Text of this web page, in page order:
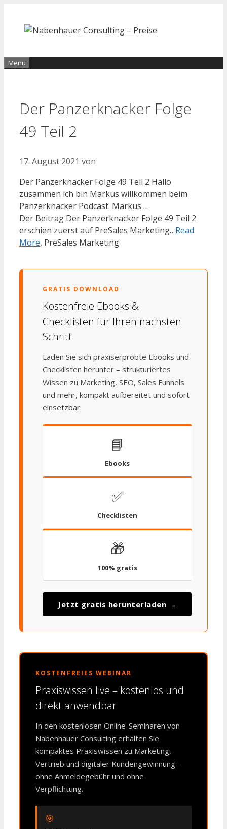
Inhalt
springen
Menü
Der Panzerknacker Folge
49 Teil 2
17. August 2021 von
Der Panzerknacker Folge 49 Teil 2 Hallo
zusammen ich bin Markus willkommen beim
Panzerknacker Podcast. Markus…
Der Beitrag Der Panzerknacker Folge 49 Teil 2
erschien zuerst auf PreSales Marketing., Read
More, PreSales Marketing
GRATIS DOWNLOAD
Kostenfreie Ebooks &
Checklisten für Ihren nächsten
Schritt
Laden Sie sich praxiserprobte Ebooks und
Checklisten herunter – strukturiertes
Wissen zu Marketing, SEO, Sales Funnels
und mehr, kompakt aufbereitet und sofort
einsetzbar.
📘
Ebooks
✅
Checklisten
🎁
100% gratis
Jetzt gratis herunterladen →
KOSTENFREIES WEBINAR
Praxiswissen live – kostenlos und
direkt anwendbar
In den kostenlosen Online-Seminaren von
Nabenhauer Consulting erhalten Sie
kompaktes Praxiswissen zu Marketing,
Vertrieb und digitaler Kundengewinnung –
ohne Anmeldegebühr und ohne
Verpflichtung.
🎯